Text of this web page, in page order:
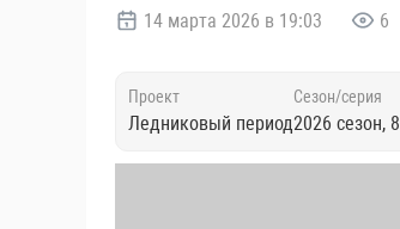
14 марта 2026 в 19:03 6
Проект
Ледниковый период
Сезон/серия
2026 сезон,